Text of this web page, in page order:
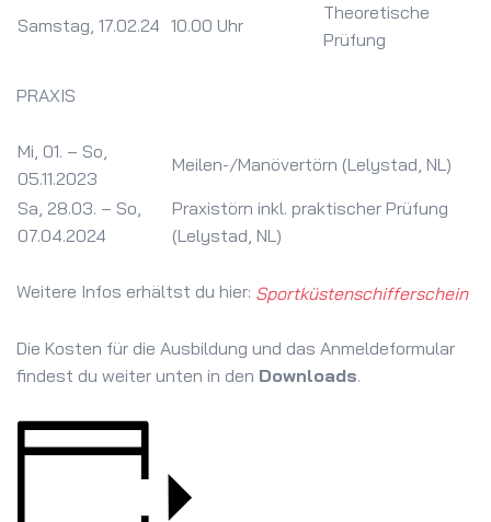
Samstag, 17.02.24 10.00 Uhr
Theoretische
Prüfung
PRAXIS
Mi, 01. – So,
05.11.2023
Meilen-/Manövertörn (Lelystad, NL)
Sa, 28.03. – So,
07.04.2024
Praxistörn inkl. praktischer Prüfung
(Lelystad, NL)
Weitere Infos erhältst du hier: Sportküstenschifferschein
Die Kosten für die Ausbildung und das Anmeldeformular
findest du weiter unten in den Downloads.